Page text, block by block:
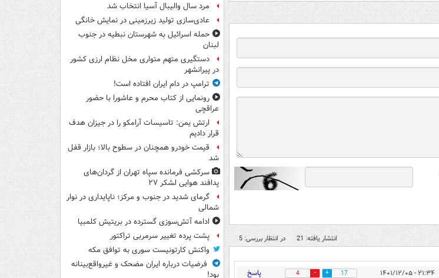
انتشار یافته: 21 در انتظار بررسی: 5
۲۱:۳۴ - ۱۴۰۱/۱۲/۰۵ 17
4 پاسخ
مرد سال والیبال آسیا انتخاب شد
عادی‌سازی تولید زیرزمینی در نمایش خانگی
حمله اسرائیل به شهرستان نبطیه در جنوب
لبنان
دستگیری متهم متواری مخل نظام ارزی کشور
در پیرانشهر
ترامپ در دام ایران افتاده است!
رونمایی از کتاب محرم و عاشورا با حضور
عراقچی
ارتش یمن: تاسیسات آرامکو را در جیزان هدف
قرار دادیم
قیمت خودرو همچنان در سطوح بالا؛ بازار قفل
شد
سرکشی فرمانده سپاه تهران از گردان‌های
پدافند هوایی لشکر ۲۷
گرمای شدید در جنوب و مرکز؛ ناپایداری در نوار
شمالی
ادامه آتش‌سوزی گسترده در بریتیش کلمبیا
پشت پرده تغییر سرمربی تراکتور
واکنش کارتونیست سوری به توافق مکه
فرضیات درباره ایران مضحک و غیرواقع‌بینانه
بود!